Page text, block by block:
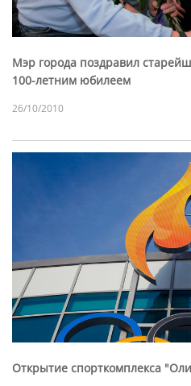
Мэр города поздравил
100-летним юбилеем
26/10/2010
Открытие спорткомплекса